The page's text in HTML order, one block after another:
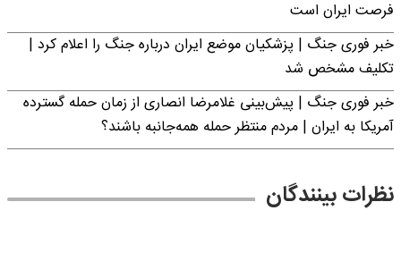
فرصت ایران است
خبر فوری جنگ | پزشکیان موضع ایران درباره جنگ را اعلام کرد |
تکلیف مشخص شد
خبر فوری جنگ | پیش‌بینی غلامرضا انصاری از زمان حمله گسترده
آمریکا به ایران | مردم منتظر حمله همه‌جانبه باشند؟
نظرات بینندگان